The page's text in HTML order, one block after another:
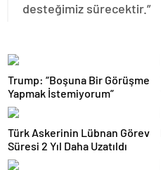
desteğimiz sürecektir.”
Trump: “Boşuna Bir Görüşme
Yapmak İstemiyorum”
Türk Askerinin Lübnan Görev
Süresi 2 Yıl Daha Uzatıldı